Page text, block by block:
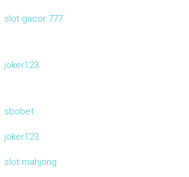
slot gacor 777
joker123
sbobet
joker123
slot mahjong